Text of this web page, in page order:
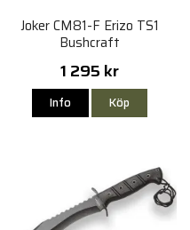
Joker CM81-F Erizo TS1
Bushcraft
1 295 kr
Info Köp